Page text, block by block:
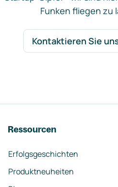
Funken fliegen zu
Kontaktieren Sie
Ressourcen
Erfolgsgeschichten
Produktneuheiten